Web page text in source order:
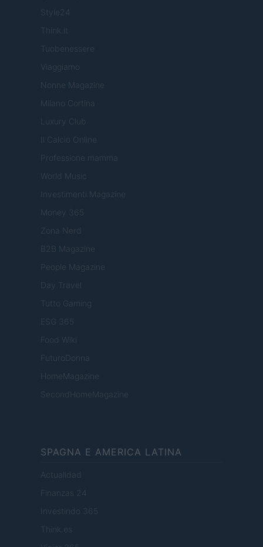
Style24
Think.it
Tuobenessere
Viaggiamo
Nonne Magazine
Milano Cortina
Luxury Club
Il Calcio Online
Professione mamma
World Music
Investimenti Magazine
Money 365
Zona Nerd
B2B Magazine
People Magazine
Day Travel
Tutto Gaming
ESG 365
Food Wiki
FuturoDonna
HomeMagazine
SecondHomeMagazine
SPAGNA E AMERICA LATINA
Actualidad
Finanzas 24
Investindo 365
Think.es